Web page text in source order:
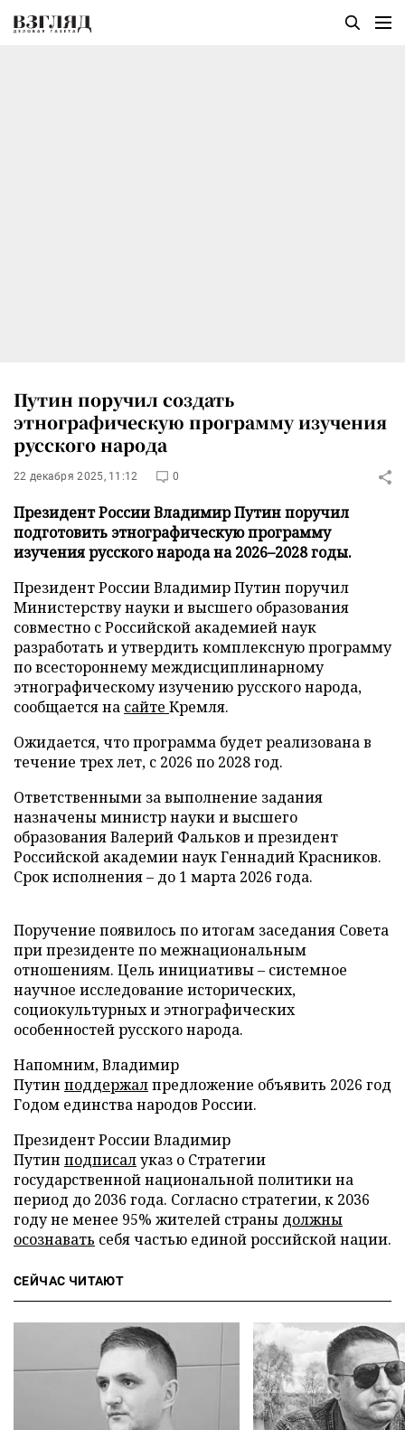
Путин поручил создать
этнографическую программу изучения
русского народа
22 декабря 2025, 11:12 0
Президент России Владимир Путин поручил
подготовить этнографическую программу
изучения русского народа на 2026–2028 годы.
Президент России Владимир Путин поручил
Министерству науки и высшего образования
совместно с Российской академией наук
разработать и утвердить комплексную программу
по всестороннему междисциплинарному
этнографическому изучению русского народа,
сообщается на сайте Кремля.
Ожидается, что программа будет реализована в
течение трех лет, с 2026 по 2028 год.
Ответственными за выполнение задания
назначены министр науки и высшего
образования Валерий Фальков и президент
Российской академии наук Геннадий Красников.
Срок исполнения – до 1 марта 2026 года.
Поручение появилось по итогам заседания Совета
при президенте по межнациональным
отношениям. Цель инициативы – системное
научное исследование исторических,
социокультурных и этнографических
особенностей русского народа.
Напомним, Владимир
Путин поддержалпредложение объявить 2026 год
Годом единства народов России.
Президент России Владимир
Путин подписалуказ о Стратегии
государственной национальной политики на
период до 2036 года. Согласно стратегии, к 2036
году не менее 95% жителей страны должны
осознавать себя частью единой российской нации.
СЕЙЧАС ЧИТАЮТ